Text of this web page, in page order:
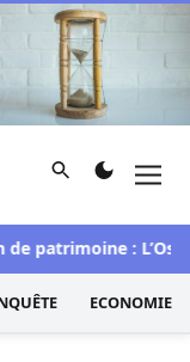
et d'investigation
Rechercher
: L’Osidea
ECONOMIE